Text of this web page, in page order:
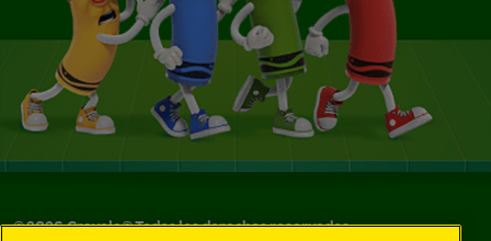
©2026Crayola® Todos los derechos reservados.